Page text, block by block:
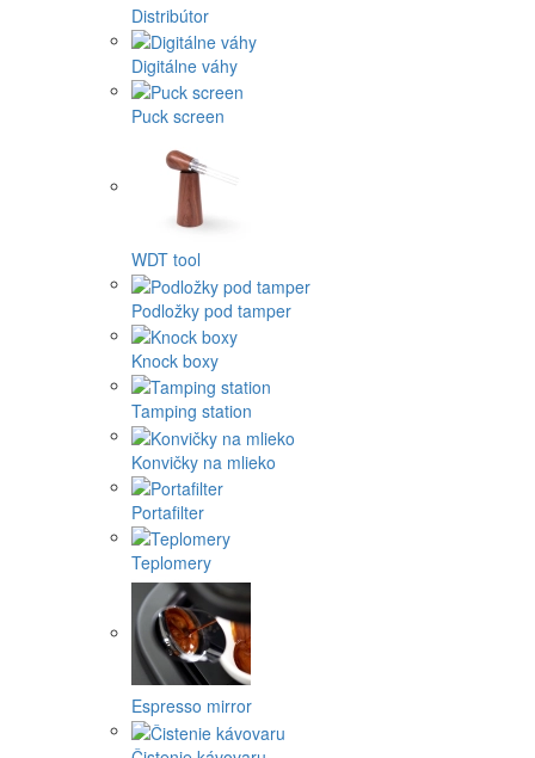
Distribútor
Digitálne váhy
Puck screen
WDT tool
Podložky pod tamper
Knock boxy
Tamping station
Konvičky na mlieko
Portafilter
Teplomery
Espresso mirror